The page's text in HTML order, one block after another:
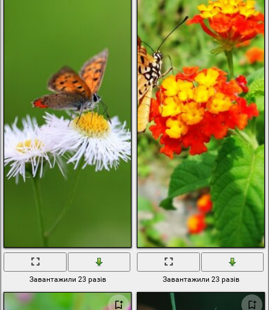
Завантажили 23 разів Завантажили 23 разів